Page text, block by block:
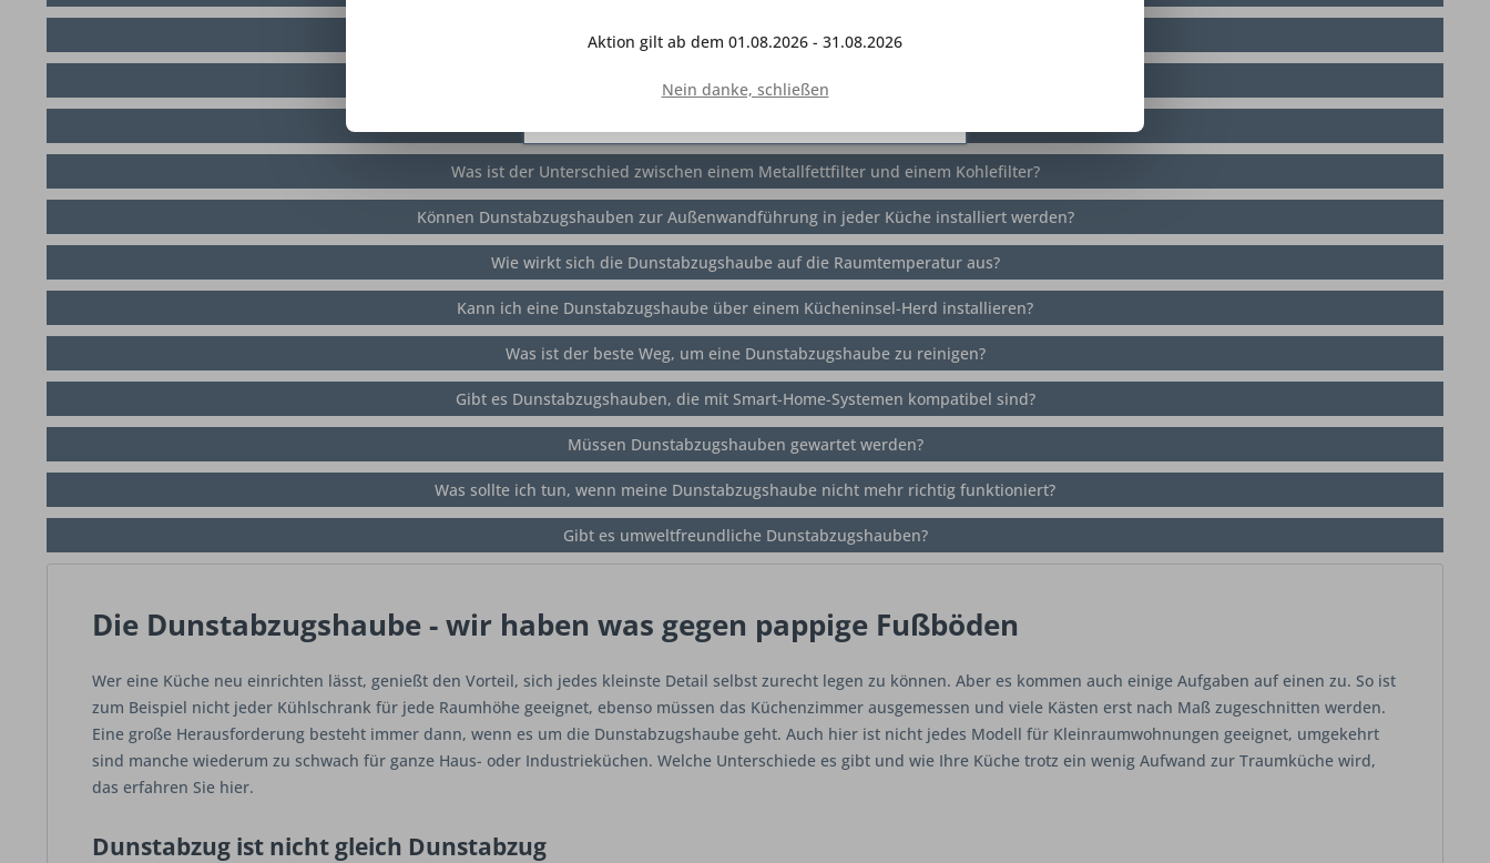
Kann jede Dunstabzugshaube im Umluftbetrieb verwendet werden?
Wie laut sind Dunstabzugshauben?
Was ist der Unterschied zwischen einem Metallfettfilter und einem Kohlefilter?
Können Dunstabzugshauben zur Außenwandführung in jeder Küche installiert werden?
Wie wirkt sich die Dunstabzugshaube auf die Raumtemperatur aus?
Kann ich eine Dunstabzugshaube über einem Kücheninsel-Herd installieren?
Was ist der beste Weg, um eine Dunstabzugshaube zu reinigen?
Gibt es Dunstabzugshauben, die mit Smart-Home-Systemen kompatibel sind?
Müssen Dunstabzugshauben gewartet werden?
Was sollte ich tun, wenn meine Dunstabzugshaube nicht mehr richtig funktioniert?
Gibt es umweltfreundliche Dunstabzugshauben?
Die Dunstabzugshaube - wir haben was gegen pappige Fußböden
Wer eine Küche neu einrichten lässt, genießt den Vorteil, sich jedes kleinste Detail selbst zurecht legen zu können. Aber es kommen auch einige Aufgaben auf einen zu. So ist
zum Beispiel nicht jeder Kühlschrank für jede Raumhöhe geeignet, ebenso müssen das Küchenzimmer ausgemessen und viele Kästen erst nach Maß zugeschnitten werden.
Eine große Herausforderung besteht immer dann, wenn es um die Dunstabzugshaube geht. Auch hier ist nicht jedes Modell für Kleinraumwohnungen geeignet, umgekehrt
sind manche wiederum zu schwach für ganze Haus- oder Industrieküchen. Welche Unterschiede es gibt und wie Ihre Küche trotz ein wenig Aufwand zur Traumküche wird,
das erfahren Sie hier.
Dunstabzug ist nicht gleich Dunstabzug
Aktion gilt ab dem 01.08.2026 - 31.08.2026
Nein danke, schließen
Ihrer Zustimmung gesetzt.Mehr Informationen
Konfigurieren Alle akzeptieren